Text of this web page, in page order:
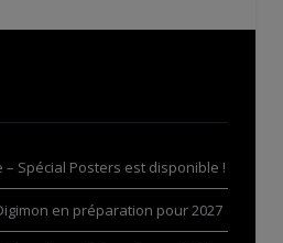
– Spécial Posters est disponible !
en préparation pour 2027